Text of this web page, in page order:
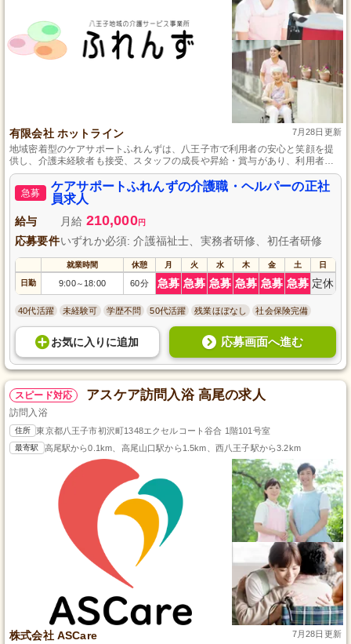
有限会社 ホットライン 7月28日更新
地域密着型のケアサポートふれんずは、八王子市で利用者の安心と笑顔を提
供し、介護未経験者も接受、スタッフの成長や昇給・賞与があり、利用者の
思いを尊重したサービスです。
急募
ケアサポートふれんずの介護職・ヘルパーの正社
員求人
給与 月給 210,000円
応募要件いずれか必須: 介護福祉士、実務者研修、初任者研修
就業時間 休憩 月 火 水 木 金 土 日
日勤 9:00～ 18:00 60分 急募 急募 急募 急募 急募 急募 定休
40代活躍 未経験可 学歴不問 50代活躍 残業ほぼなし 社会保険完備
お気に入り に追加 応募画面へ進む
スピード対応 アスケア訪問入浴 高尾の求人
訪問入浴
住所 東京都八王子市初沢町1348エクセルコート谷合 1階101号室
最寄駅 高尾駅から0.1km、高尾山口駅から1.5km、西八王子駅から3.2km
株式会社 ASCare 7月28日更新